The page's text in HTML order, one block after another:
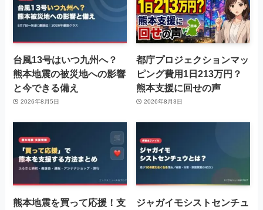
台風13号はいつ九州へ？
熊本地震の被災地への影響
と今できる備え
2026年8月5日
都庁プロジェクションマッ
ピング費用1日213万円？
熊本支援に回せの声
2026年8月3日
熊本地震を買って応援！支
ジャガイモシストセンチュ